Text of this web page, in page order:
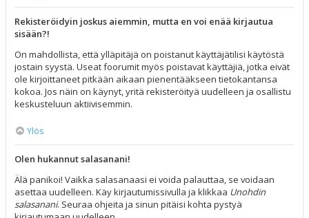
Rekisteröidyin joskus aiemmin, mutta en voi enää kirjautua
sisään?!
On mahdollista, että ylläpitäjä on poistanut käyttäjätilisi käytöstä
jostain syystä. Useat foorumit myös poistavat käyttäjiä, jotka eivät
ole kirjoittaneet pitkään aikaan pienentääkseen tietokantansa
kokoa. Jos näin on käynyt, yritä rekisteröityä uudelleen ja osallistu
keskusteluun aktiivisemmin.
Ylös
Olen hukannut salasanani!
Älä panikoi! Vaikka salasanaasi ei voida palauttaa, se voidaan
asettaa uudelleen. Käy kirjautumissivulla ja klikkaa Unohdin
salasanani. Seuraa ohjeita ja sinun pitäisi kohta pystyä